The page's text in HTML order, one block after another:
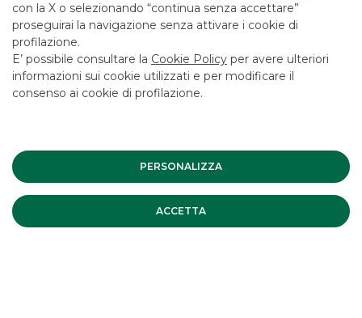
con la X o selezionando “continua senza accettare”
proseguirai la navigazione senza attivare i cookie di
profilazione.
E’ possibile consultare la Cookie Policy per avere ulteriori
informazioni sui cookie utilizzati e per modificare il
consenso ai cookie di profilazione.
PERSONALIZZA
ACCETTA
CONTATTACI
LAVORA CON NOI
SICUREZZA
ALTRI SITI DEL GRUPPO
Banca Akros, Viale Eginardo 29, 20149 Milano | P.IVA 10537050964 |
Copyright © 2012 Banca Akros, Gruppo Banco BPM. Tutti i diritti